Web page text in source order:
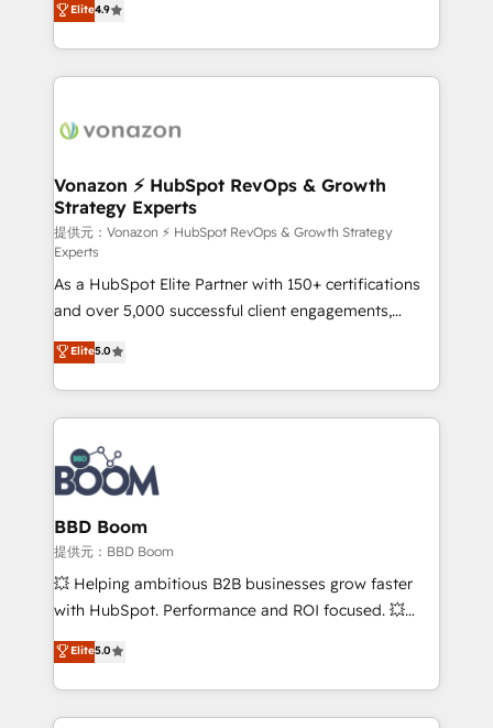
et grandes entreprises en France et à l'international,
dans des secteurs variés : SaaS, immobilier,
l'intégration CRM et le développement des revenus
auprès de vos comptes existants. En France et à
l'international, nous travaillons avec des ETI
delà d’une simple transformation digitale et des
➤ L’intégration de CRM et de méthodologie RevOps
pour aligner les équipes marketing, commerciales et
support client (data migration, synchronisation API,
audit et maintenance) ➤ La création de sites internet
de conversion qui transforment les visiteurs en
opportunités d'affaires ➤ La mise en place de
stratégies d'acquisition marketing (SEO, SEA,
inbound, automatisation marketing, ABM, IA,
emailing) Informations clés : - 10 ans d'expérience -
100+ intégrations CRM HubSpot réussies - 40
experts conseil - 150 certifications HubSpot
cumulées
Elite4.9
Vonazon ⚡ HubSpot RevOps & Growth
Strategy Experts
提供元：Vonazon ⚡ HubSpot RevOps & Growth Strategy
Experts
As a HubSpot Elite Partner with 150+ certifications
and over 5,000 successful client engagements,
Vonazon turns marketing complexity into
measurable, scalable growth. From onboarding to
enterprise-grade campaigns, our in-house team
builds scalable strategies that drive long-term
revenue. ⚙️ HubSpot Integration & Optimization •
Seamless CRM, CMS, and automation setup •
Complex platform migrations and data cleanups •
Custom APIs and third-party integrations 📈 End-to-
End Revenue Acceleration • Lifecycle marketing and
pipeline growth programs • Sales enablement tools
and CRM optimization • Retention strategies with
Execution • 750+ onboardings and 2,000+
implementations • Deep expertise across marketing,
Elite5.0
BBD Boom
提供元：BBD Boom
💥 Helping ambitious B2B businesses grow faster
with HubSpot. Performance and ROI focused. 💥
BBD Boom is the HubSpot partner that can help you
to HubSpot Better. We work with your teams to
solve all your HubSpot challenges and improve user
adoption, sales process and marketing results.
Elite5.0